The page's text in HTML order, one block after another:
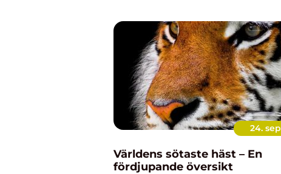
24. sep
Världens sötaste häst – En
fördjupande översikt